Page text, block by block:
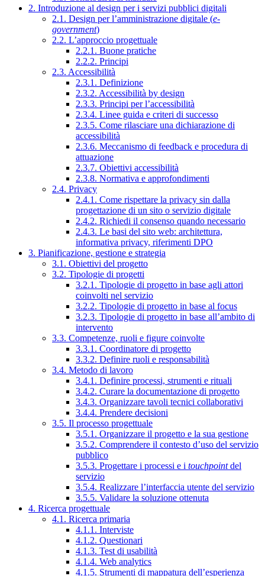
2. Introduzione al design per i servizi pubblici digitali
2.1. Design per l’amministrazione digitale (e-
government)
2.2. L’approccio progettuale
2.2.1. Buone pratiche
2.2.2. Principi
2.3. Accessibilità
2.3.1. Definizione
2.3.2. Accessibilità by design
2.3.3. Principi per l’accessibilità
2.3.4. Linee guida e criteri di successo
2.3.5. Come rilasciare una dichiarazione di
accessibilità
2.3.6. Meccanismo di feedback e procedura di
attuazione
2.3.7. Obiettivi accessibilità
2.3.8. Normativa e approfondimenti
2.4. Privacy
2.4.1. Come rispettare la privacy sin dalla
progettazione di un sito o servizio digitale
2.4.2. Richiedi il consenso quando necessario
2.4.3. Le basi del sito web: architettura,
informativa privacy, riferimenti DPO
3. Pianificazione, gestione e strategia
3.1. Obiettivi del progetto
3.2. Tipologie di progetti
3.2.1. Tipologie di progetto in base agli attori
coinvolti nel servizio
3.2.2. Tipologie di progetto in base al focus
3.2.3. Tipologie di progetto in base all’ambito di
intervento
3.3. Competenze, ruoli e figure coinvolte
3.3.1. Coordinatore di progetto
3.3.2. Definire ruoli e responsabilità
3.4. Metodo di lavoro
3.4.1. Definire processi, strumenti e rituali
3.4.2. Curare la documentazione di progetto
3.4.3. Organizzare tavoli tecnici collaborativi
3.4.4. Prendere decisioni
3.5. Il processo progettuale
3.5.1. Organizzare il progetto e la sua gestione
3.5.2. Comprendere il contesto d’uso del servizio
pubblico
3.5.3. Progettare i processi e i touchpointdel
servizio
3.5.4. Realizzare l’interfaccia utente del servizio
3.5.5. Validare la soluzione ottenuta
4. Ricerca progettuale
4.1. Ricerca primaria
4.1.1. Interviste
4.1.2. Questionari
4.1.3. Test di usabilità
4.1.4. Web analytics
4.1.5. Strumenti di mappatura dell’esperienza